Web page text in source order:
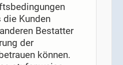
die Kunden
Bestatter
der
können.